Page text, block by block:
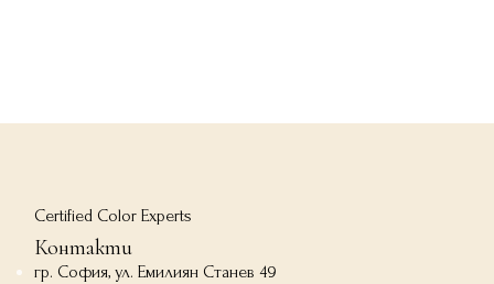
Certified Color Experts
Контакти
гр. София, ул. Емилиян Станев 49